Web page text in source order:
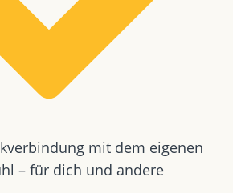
mit dem eigenen
– für dich und andere